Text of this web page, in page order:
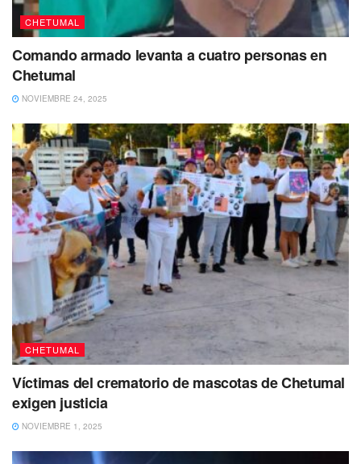
Tras su llegada los paramédicos determinaron que era
peligroso trasladarla al hospital en ese momento. por lo
que apoyaron a la joven para que pudiera dar a luz a su
bebé en el domicilio, por lo que cerca de las 03:30 horas
se reportó el nacimiento del bebé que entró en contacto
con su madre sin presentar ninguna complicación.
Tras el nacimiento, la joven madre y su bebe fueron
trasladados al Hospital Morelos para su atención médica.
Te puede interesar Leer
CHETUMAL
Comando armado levanta a cuatro personas en
Chetumal
NOVIEMBRE 24, 2025
CHETUMAL
Víctimas del crematorio de mascotas de Chetumal
exigen justicia
NOVIEMBRE 1, 2025